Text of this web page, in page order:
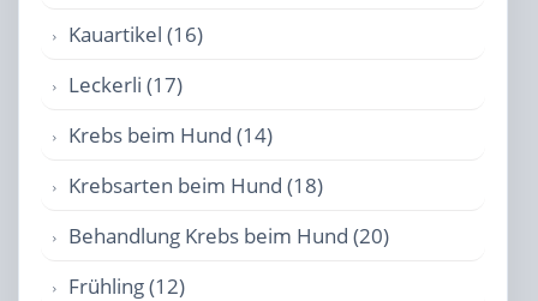
Kauartikel (16)
Leckerli (17)
Krebs beim Hund (14)
Krebsarten beim Hund (18)
Behandlung Krebs beim Hund (20)
Frühling (12)